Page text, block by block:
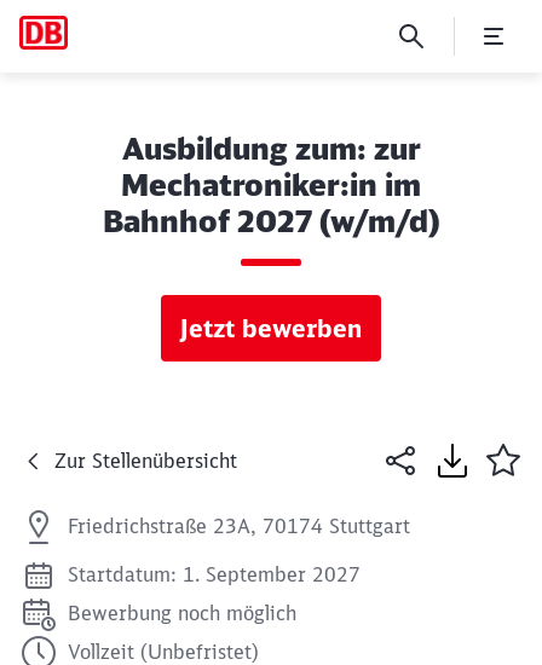
Ausbildung zum: zur
Mechatroniker:in im
Bahnhof 2027 (w/m/d)
Jetzt bewerben
Zur Stellenübersicht
Friedrichstraße 23A, 70174 Stuttgart
Startdatum: 1. September 2027
Bewerbung noch möglich
Vollzeit (Unbefristet)